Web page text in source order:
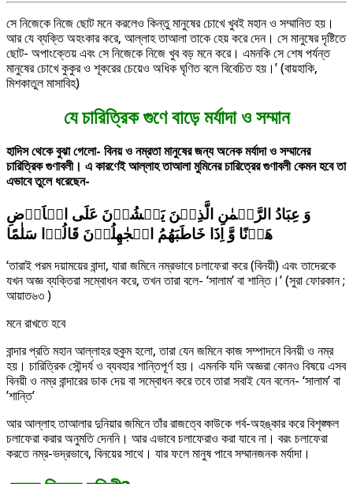
সে নিজেকে নিজে ছোট মনে করলেও কিন্তু মানুষের চোখে খুবই মহান ও সম্মানিত হয়।
আর যে ব্যক্তি অহংকার করে, আল্লাহ তাআলা তাকে হেয় করে দেন। সে মানুষের দৃষ্টিতে
ছোট- অপাংক্তেয় এবং সে নিজেকে নিজে খুব বড় মনে করে। এমনকি সে শেষ পর্যন্ত
মানুষের চোখে কুকুর ও শূকরের চেয়েও অধিক ঘৃণিত বলে বিবেচিত হয়।’ (বায়হাকি,
মিশকাতুল মাসাবিহ)
যে চারিত্রিক গুণে বাড়ে মর্যাদা ও সম্মান
হাদিস থেকে বুঝা গেলো- বিনয় ও নম্রতা মানুষের জন্য অনেক মর্যাদা ও সম্মানের
চারিত্রিক গুণাবলী। এ কারণেই আল্লাহ তাআলা মুমিনের চারিত্রের গুণাবলী কেমন হবে তা
এভাবে তুলে ধরেছেন-
وَ عِبَادُ الرَّحۡمٰنِ الَّذِیۡنَ یَمۡشُوۡنَ عَلَی الۡاَرۡضِ
هَوۡنًا وَّ اِذَا خَاطَبَهُمُ الۡجٰهِلُوۡنَ قَالُوۡا سَلٰمًا
‘তারাই পরম দয়াময়ের বান্দা, যারা জমিনে নম্রভাবে চলাফেরা করে (বিনয়ী) এবং তাদেরকে
যখন অজ্ঞ ব্যক্তিরা সম্বোধন করে, তখন তারা বলে- ‘সালাম’ বা শান্তি।’ (সুরা ফোরকান ;
আয়াত৬৩ )
মনে রাখতে হবে
বান্দার প্রতি মহান আল্লাহর হুকুম হলো, তারা যেন জমিনে কাজ সম্পাদনে বিনয়ী ও নম্র
হয়। চারিত্রিক সৌন্দর্য ও ব্যবহার শান্তিপূর্ণ হয়। এমনকি যদি অজ্ঞরা কোনও বিষয়ে এসব
বিনয়ী ও নম্র বান্দারের ডাক দেয় বা সম্বোধন করে তবে তারা সবাই যেন বলেন- ‘সালাম’ বা
’শান্তি’
আর আল্লাহ তাআলার দুনিয়ার জমিনে তাঁর রাজত্বে কাউকে গর্ব-অহঙ্কার করে বিশৃঙ্ক্ষল
চলাফেরা করার অনুমতি দেননি। আর এভাবে চলাফেরাও করা যাবে না। বরং চলাফেরা
করতে নম্র-ভদ্রভাবে, বিনয়ের সাথে। যার ফলে মানুষ পাবে সম্মানজনক মর্যাদা।